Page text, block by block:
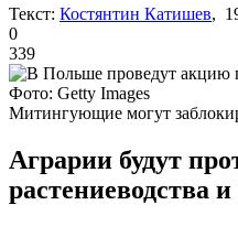
Текст: Костянтин Катишев,
0
339
Фото: Getty Images
Митингующие могут
Аграрии будут
растениеводства